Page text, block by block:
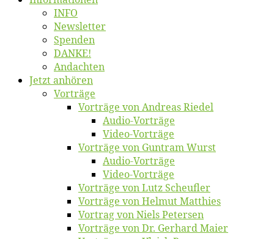
INFO
News­let­ter
Spen­den
DANKE!
An­dach­ten
Jetzt an­hö­ren
Vor­trä­ge
Vor­trä­ge von An­dre­as Riedel
Au­dio-Vor­trä­ge
Vi­deo-Vor­trä­ge
Vor­trä­ge von Gun­tram Wurst
Au­dio-Vor­trä­ge
Vi­deo-Vor­trä­ge
Vor­trä­ge von Lutz Scheufler
Vor­trä­ge von Hel­mut Matthies
Vor­trag von Niels Petersen
Vor­trä­ge von Dr. Ger­hard Maier